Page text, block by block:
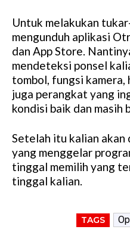
Untuk melakukan
mengunduh aplikasi
dan App Store.
mendeteksi ponsel
tombol, fungsi kamera,
juga perangkat yang
kondisi baik dan masih
Setelah itu kalian
yang menggelar
tinggal memilih yang
tinggal kalian.
TAGS